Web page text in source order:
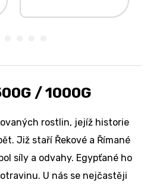
chuť s
medem a...
/ 1000G
rostlin, jejíž historie
Již staří Řekové a Římané
síly a odvahy. Egypťané ho
U nás se nejčastěji